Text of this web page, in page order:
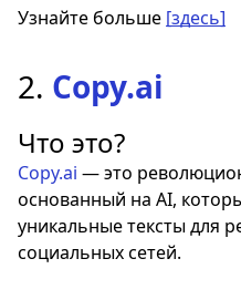
Узнайте больше [здесь]
2. Copy.ai
Что это?
Copy.ai — это
основанный на AI,
уникальные тексты для
социальных сетей.